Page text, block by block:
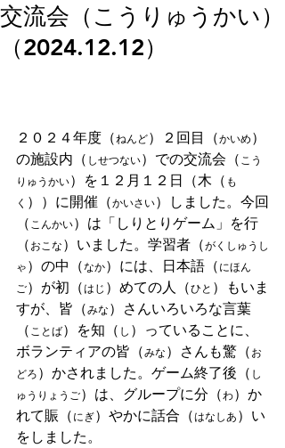
交流会（こうりゅうかい）
（2024.12.12）
２０２４年度（ねんど）２回目（かいめ）
の施設内（ しせつない）での交流会（ こう
りゅうかい）を１２月１２日（木（ も
く ））に開催（かいさい）しました。今回
（ こんかい）は「しりとりゲーム」を行
（おこな）いました。学習者（がくしゅうし
ゃ）の中（なか）には、日本語（にほん
ご）が初（はじ ）めての人（ひと ）もいま
すが、皆（みな）さんいろいろな言葉
（ ことば）を知（ し ）っていることに、
ボランティアの皆（みな）さんも驚（お
どろ）かされました。ゲーム終了後（ し
ゅうりょうご）は、グループに分（わ）か
れて賑（にぎ）やかに話合（はなしあ）い
をしました。